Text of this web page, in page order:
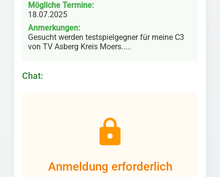
Mögliche Termine:
18.07.2025
Anmerkungen:
Gesucht werden testspielgegner für meine C3
von TV Asberg Kreis Moers.....
Chat:
lock
Anmeldung erforderlich